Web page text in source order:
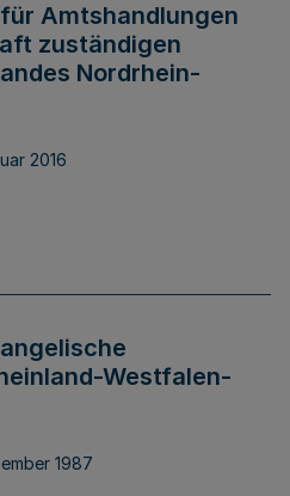
Amtshandlungen
zuständigen
Nordrhein-
2016
Westfalen-
1987